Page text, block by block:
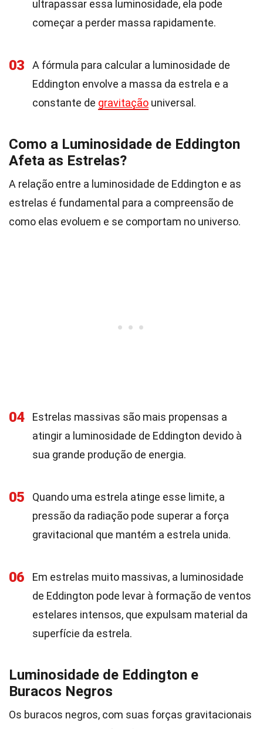
ultrapassar essa luminosidade, ela pode
começar a perder massa rapidamente.
03
A fórmula para calcular a luminosidade de
Eddington envolve a massa da estrela e a
constante de gravitação universal.
Como a Luminosidade de Eddington
Afeta as Estrelas?
A relação entre a luminosidade de Eddington e as
estrelas é fundamental para a compreensão de
como elas evoluem e se comportam no universo.
04
Estrelas massivas são mais propensas a
atingir a luminosidade de Eddington devido à
sua grande produção de energia.
05
Quando uma estrela atinge esse limite, a
pressão da radiação pode superar a força
gravitacional que mantém a estrela unida.
06
Em estrelas muito massivas, a luminosidade
de Eddington pode levar à formação de ventos
estelares intensos, que expulsam material da
superfície da estrela.
Luminosidade de Eddington e
Buracos Negros
Os buracos negros, com suas forças gravitacionais